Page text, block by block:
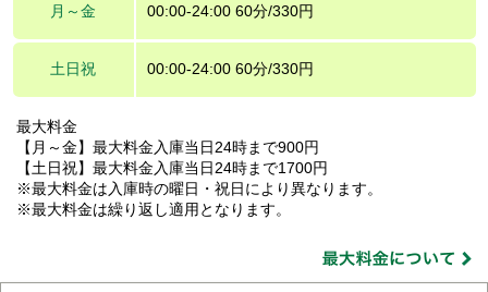
月～金 00:00-24:00 60分/330円
土日祝 00:00-24:00 60分/330円
最大料金
【月～金】最大料金入庫当日24時まで900円
【土日祝】最大料金入庫当日24時まで1700円
※最大料金は入庫時の曜日・祝日により異なります。
※最大料金は繰り返し適用となります。